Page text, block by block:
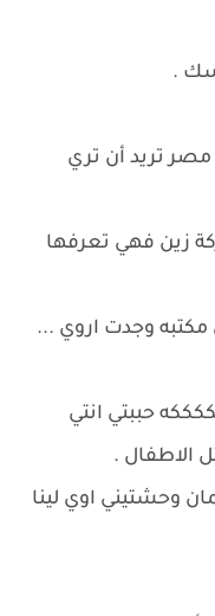
.
مصر تريد أن تري
زين فهي تعرفها
مكتبه وجدت اروي ...
حببتي انتي
الاطفال .
وحشتيني اوي لينا